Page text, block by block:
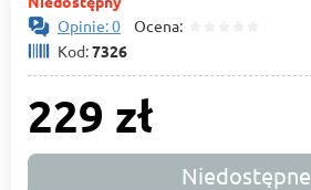
Opinie: 0 Ocena:
Kod:7326
229 zł
Niedostępne